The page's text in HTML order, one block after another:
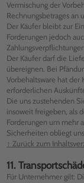
Vermischung der
Rechnungsbetrages an
Der Käufer bleibt zur
Forderungen jedoch
Der Käufer darf die
übereignen. Bei
Vorbehaltsware hat der
erforderlichen
Die uns zustehenden
insoweit freigeben, als
Forderungen um mehr
Sicherheiten obliegt uns.
↑ Zurück zum
11.
Für Unternehmer gilt: